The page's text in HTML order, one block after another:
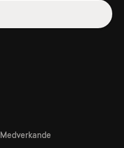
Medverkande